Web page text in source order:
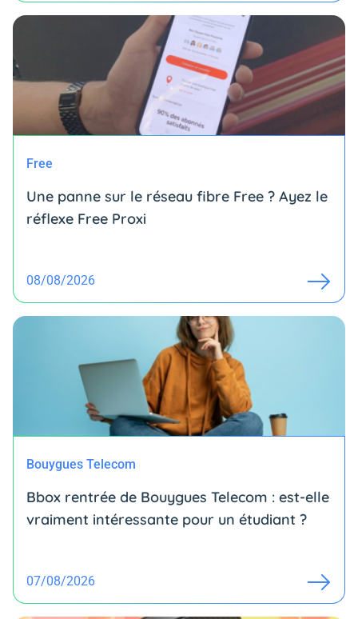
Free
Une panne sur le réseau fibre Free ? Ayez le
réflexe Free Proxi
08/08/2026
Bouygues Telecom
Bbox rentrée de Bouygues Telecom : est-elle
vraiment intéressante pour un étudiant ?
07/08/2026